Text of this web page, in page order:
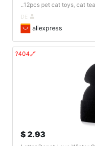
12pcs pet cat toys, cat
aliexpress
🔗404?
2.93 $